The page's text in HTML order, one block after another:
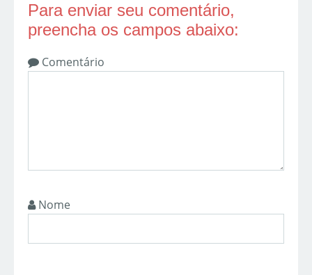
Para enviar seu comentário,
preencha os campos abaixo:
Comentário
Nome